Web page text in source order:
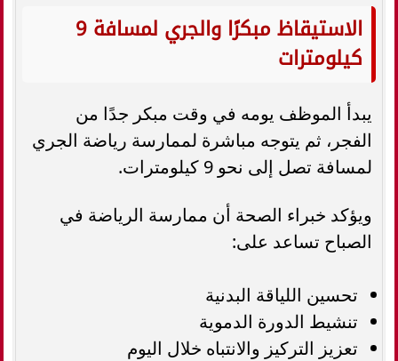
الاستيقاظ مبكرًا والجري لمسافة 9
كيلومترات
يبدأ الموظف يومه في وقت مبكر جدًا من
الفجر، ثم يتوجه مباشرة لممارسة رياضة الجري
لمسافة تصل إلى نحو 9 كيلومترات.
ويؤكد خبراء الصحة أن ممارسة الرياضة في
الصباح تساعد على:
تحسين اللياقة البدنية
تنشيط الدورة الدموية
تعزيز التركيز والانتباه خلال اليوم